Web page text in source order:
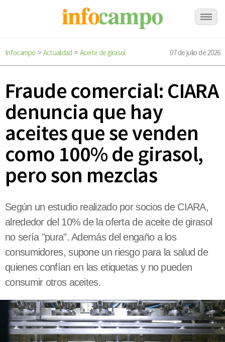
Infocampo > Actualidad > Aceite de girasol 07 de julio de 2026
Fraude comercial: CIARA
denuncia que hay
aceites que se venden
como 100% de girasol,
pero son mezclas
Según un estudio realizado por socios de CIARA,
alrededor del 10% de la oferta de aceite de girasol
no sería "pura". Además del engaño a los
consumidores, supone un riesgo para la salud de
quienes confían en las etiquetas y no pueden
consumir otros aceites.